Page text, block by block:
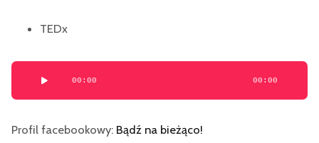
TEDx
Odtwarzacz
plików
00:00 00:00
Profil facebookowy: Bądź na bieżąco!